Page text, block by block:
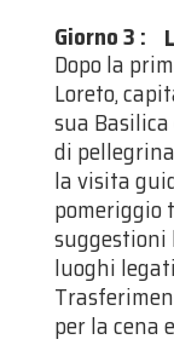
Giorno 3 :
Dopo la
Loreto,
sua
di
la visita
pomeriggio
suggestioni
luoghi
per la cena